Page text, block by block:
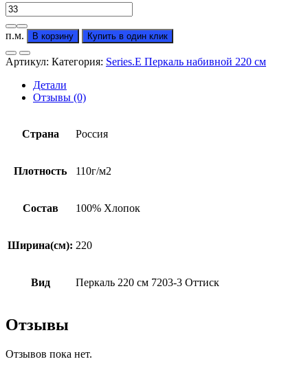
Количество
товара
Перкаль
"Оттиск"
(от
производителя)
п.м. В корзину Купить в один клик
Артикул: Категория: Series.E Перкаль набивной 220 см
Детали
Отзывы (0)
Страна Россия
Плотность 110г/м2
Состав 100% Хлопок
Ширина(см): 220
Вид Перкаль 220 см 7203-3 Оттиск
Отзывы
Отзывов пока нет.